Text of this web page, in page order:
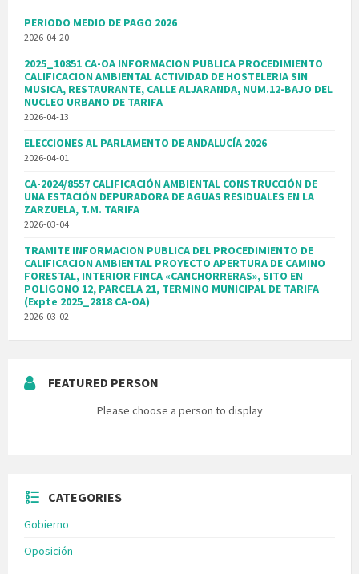
PERIODO MEDIO DE PAGO 2026
2026-04-20
2025_10851 CA-OA INFORMACION PUBLICA PROCEDIMIENTO
CALIFICACION AMBIENTAL ACTIVIDAD DE HOSTELERIA SIN
MUSICA, RESTAURANTE, CALLE ALJARANDA, NUM.12-BAJO DEL
NUCLEO URBANO DE TARIFA
2026-04-13
ELECCIONES AL PARLAMENTO DE ANDALUCÍA 2026
2026-04-01
CA-2024/8557 CALIFICACIÓN AMBIENTAL CONSTRUCCIÓN DE
UNA ESTACIÓN DEPURADORA DE AGUAS RESIDUALES EN LA
ZARZUELA, T.M. TARIFA
2026-03-04
TRAMITE INFORMACION PUBLICA DEL PROCEDIMIENTO DE
CALIFICACION AMBIENTAL PROYECTO APERTURA DE CAMINO
FORESTAL, INTERIOR FINCA «CANCHORRERAS», SITO EN
POLIGONO 12, PARCELA 21, TERMINO MUNICIPAL DE TARIFA
(Expte 2025_2818 CA-OA)
2026-03-02
FEATURED PERSON
Please choose a person to display
CATEGORIES
Gobierno
Oposición